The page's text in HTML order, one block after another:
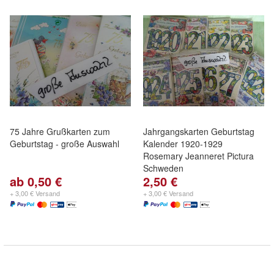
75 Jahre Grußkarten zum
Geburtstag - große Auswahl
ab 0,50 €
+ 3,00 € Versand
Jahrgangskarten Geburtstag
Kalender 1920-1929
Rosemary Jeanneret Pictura
Schweden
2,50 €
+ 3,00 € Versand